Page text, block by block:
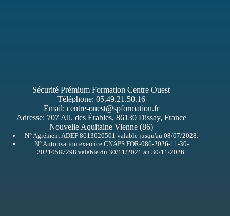
Sécurité Prémium Formation Centre Ouest
Téléphone: 05.49.21.50.16
Email: centre-ouest@spformation.fr
Adresse: 707 All. des Érables, 86130 Dissay, France
Nouvelle Aquitaine Vienne (86)
N° Agrément ADEF 8613020501 valable jusqu'au 08/07/2028.
N° Autorisation exercice CNAPS FOR-086-2026-11-30-
20210587298 valable du 30/11/2021 au 30/11/2026.